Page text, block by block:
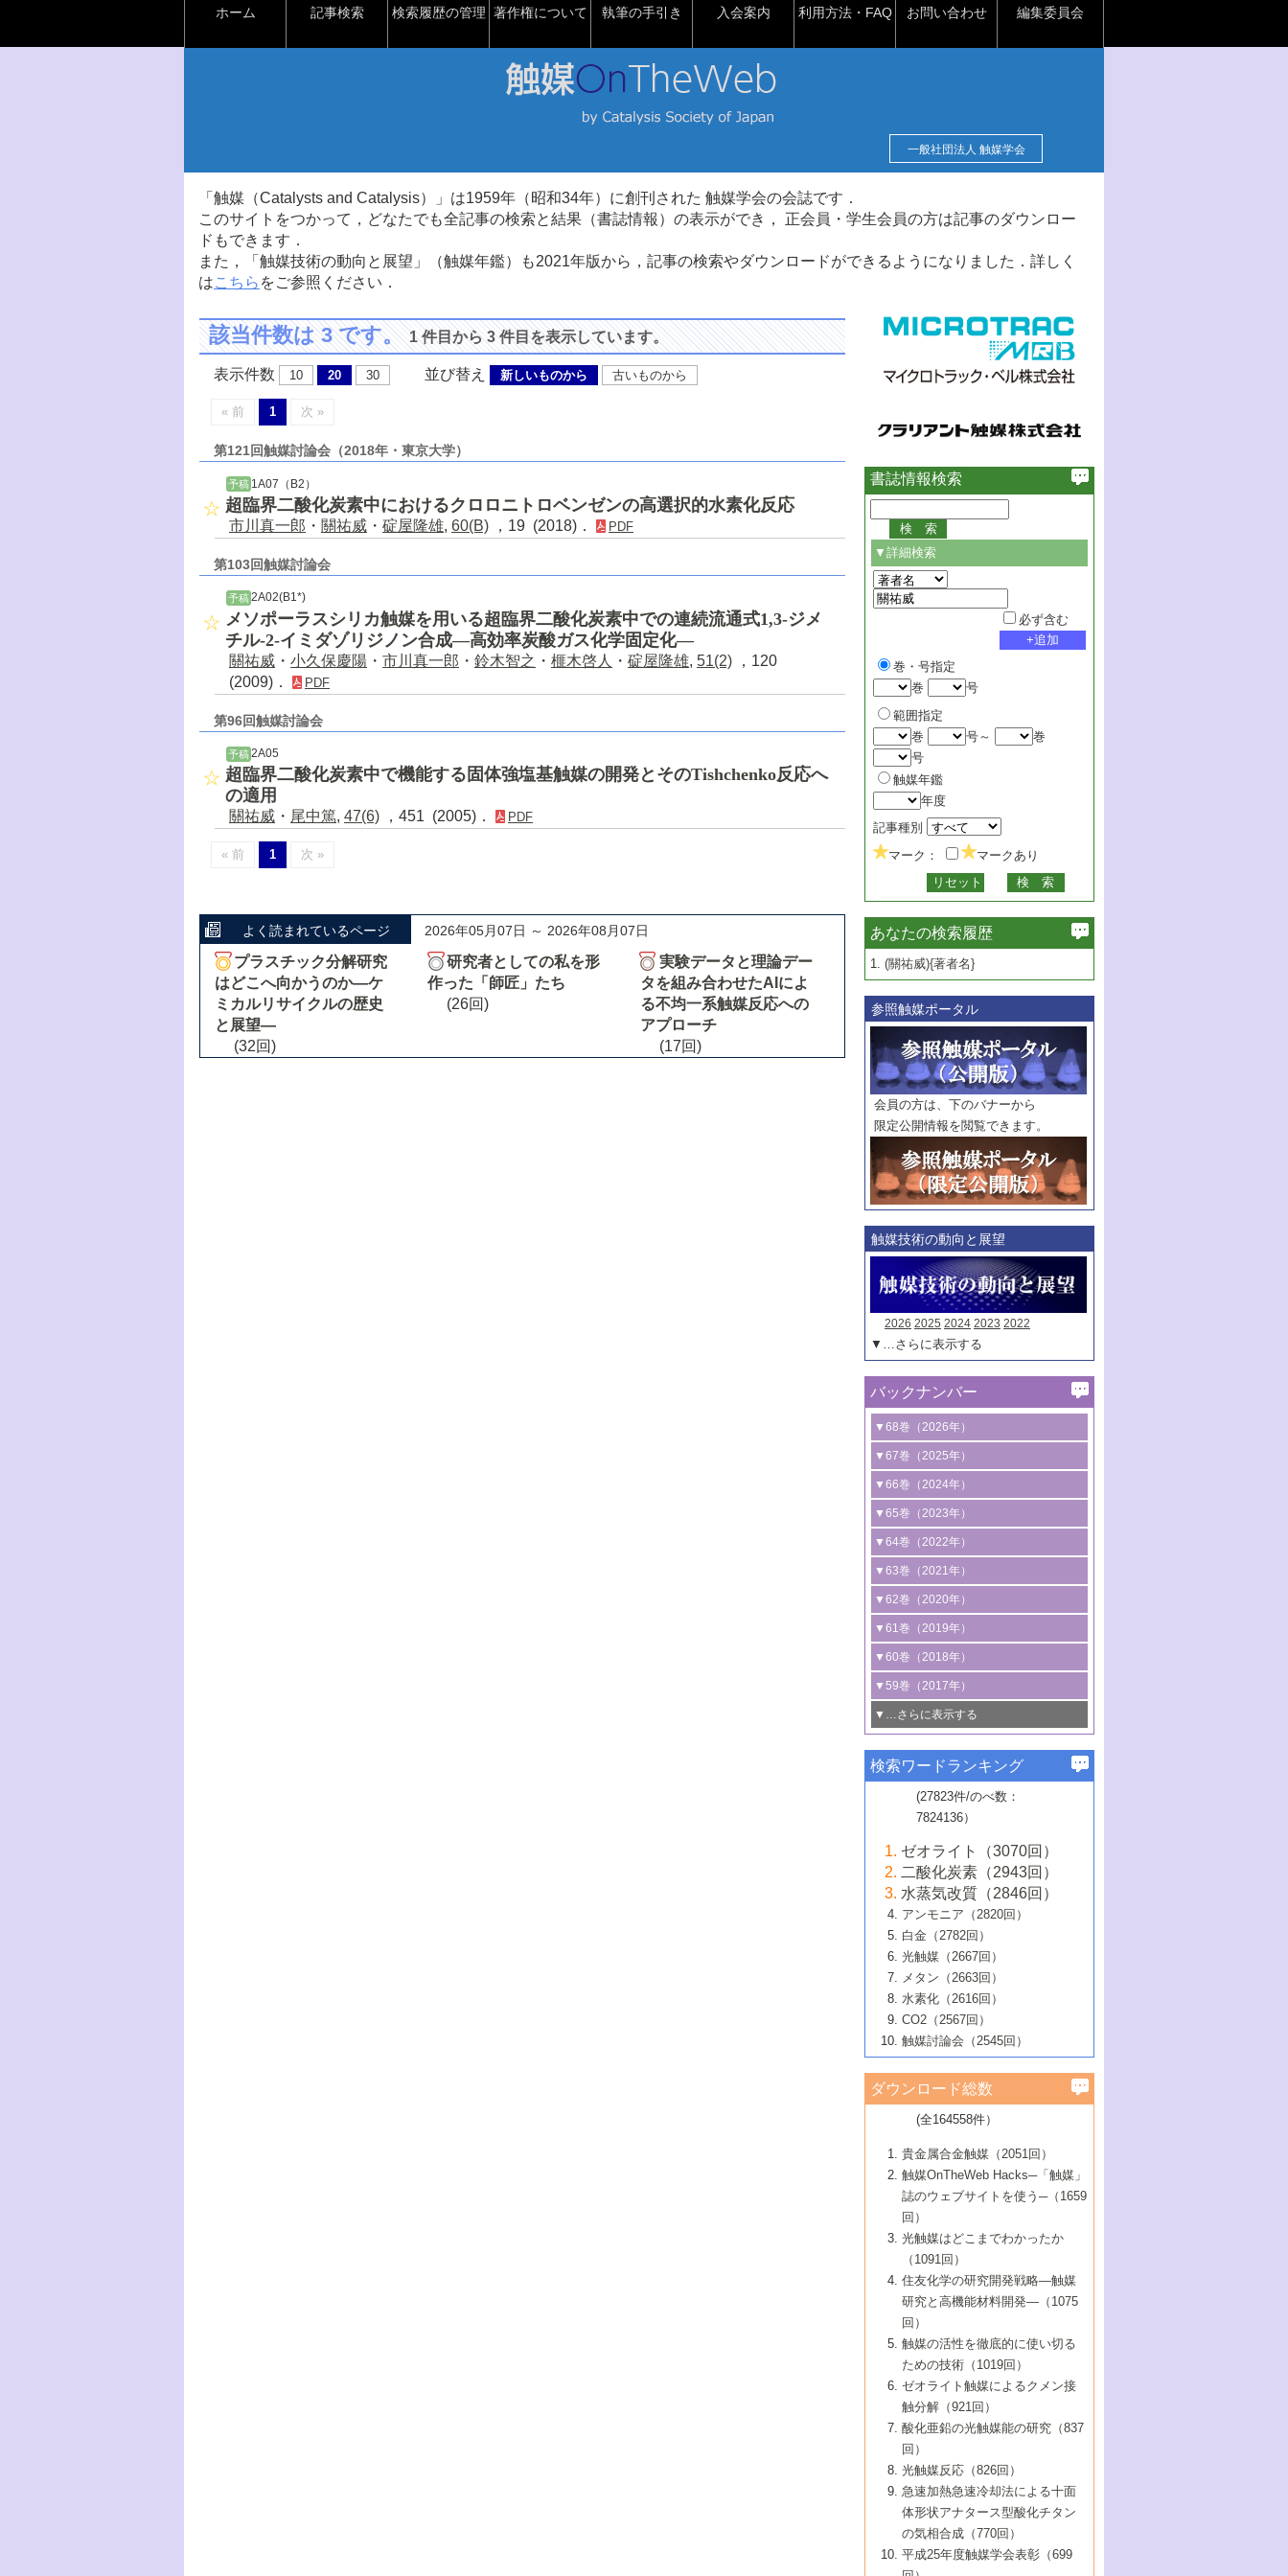
ホーム 記事検索 検索履歴の管理 著作権について 執筆の手引き 入会案内 利用方法・FAQ お問い合わせ 編集委員会
一般社団法人 触媒学会
「触媒（Catalysts and Catalysis）」は1959年（昭和34年）に創刊された 触媒学会の会誌です．
このサイトをつかって，どなたでも全記事の検索と結果（書誌情報）の表示ができ， 正会員・学生会員の方は記事のダウンロー
ドもできます．
また，「触媒技術の動向と展望」（触媒年鑑）も2021年版から，記事の検索やダウンロードができるようになりました．詳しく
はこちら をご参照ください．
該当件数は 3 です。1 件目から 3 件目を表示しています。
表示件数 10 20 30 並び替え 新しいものから 古いものから
« 前 1 次 »
第121回触媒討論会（2018年・東京大学）
予稿 1A07（B2）
超臨界二酸化炭素中におけるクロロニトロベンゼンの高選択的水素化反応
市川真一郎 ・ 關祐威 ・ 碇屋隆雄, 60(B) ，19 (2018)． PDF
第103回触媒討論会
予稿 2A02(B1*)
メソポーラスシリカ触媒を用いる超臨界二酸化炭素中での連続流通式1,3-ジメ
チル-2-イミダゾリジノン合成―高効率炭酸ガス化学固定化―
關祐威 ・ 小久保慶陽 ・ 市川真一郎 ・ 鈴木智之 ・ 榧木啓人 ・ 碇屋隆雄, 51(2) ，120
(2009)．
PDF
第96回触媒討論会
予稿 2A05
超臨界二酸化炭素中で機能する固体強塩基触媒の開発とそのTishchenko反応へ
の適用
關祐威 ・ 尾中篤, 47(6) ，451 (2005)． PDF
« 前 1 次 »
よく読まれているページ 2026年05月07日 ～ 2026年08月07日
プラスチック分解研究
はどこへ向かうのか―ケ
ミカルリサイクルの歴史
と展望―
(32回)
研究者としての私を形
作った「師匠」たち
(26回)
実験データと理論デー
タを組み合わせたAIによ
る不均一系触媒反応への
アプローチ
(17回)
書誌情報検索
▼詳細検索
必ず含む
巻・号指定
巻
号
範囲指定
巻
号～
巻
号
触媒年鑑
年度
記事種別
マーク：
マークあり
あなたの検索履歴
1. (關祐威){著者名}
参照触媒ポータル
会員の方は、下のバナーから
限定公開情報を閲覧できます。
触媒技術の動向と展望
2026 2025 2024 2023 2022
▼…さらに表示する
バックナンバー
▼68巻（2026年）
1号 過酸化水素合成に関する研究動向
2号 コンピューター技術により加速する
触媒開発
3号 有機分子変換やCO 資源化のための
光触媒に関する最近の研究
B号 第137回触媒討論会（2026年）
▼67巻（2025年）
1号 CO
水素化によるグリーン燃料/グリ
ーンケミカル製造
2号 水素製造のための水分解技術に関す
る最近の研究
3号 オレフィン系樹脂の精密合成に関す
る最新技術
4号 アルコール類の効率的変換を実現す
る非貴金属触媒の研究動向
5号 ゼオライトの合成と応用における研
究動向
6号 ヘテロ接合界面
B号 第135回触媒討論会（2025年）
▼66巻（2024年）
1号 低次元ナノ構造を有する触媒材料
2号 規制反応場を活用した固体触媒研究
の新展開
3号 未踏分子変換を目指した酸化触媒プ
ロセスの最前線
4号 シンクロトロン放射光および中性子
線を利用した触媒解析技術の最先端
5号 単原子触媒
6号 参照触媒委員会からのお知らせ
B号 第133回触媒討論会（2023年）
▼65巻（2023年）
1号 炭素が関わる触媒機能
2号 プラスチックケミカルリサイクルの
ための触媒技術
3号 非酸化物系金属化合物を基盤とした
触媒材料の開発
4号 格子酸素・格子酸素欠陥を利用した
触媒反応
5号 生体触媒によるエネルギー変換反応
6号 窒素とリンの循環のための触媒・機
能性材料
▼64巻（2022年）
1号 合成ガス製造とCOを用いるケミカル
ズ合成の最新動向
2号 化学品合成のための合金触媒開発
3号 CO の排出削減および有効活用のた
めの触媒技術
4号 若手による情報発信企画～とびたて
若き触媒の研究者たち～（1）
若き触媒の研究者たち～（2）
6号 石油のノーブル・ユースを志向した
触媒技術
大学：オンライン・対面開催）
▼63巻（2021年）
1号 金触媒の新展開
2号 ペロブスカイト
3号 特殊反応場を利用した触媒的分子変
換反応
4号 多孔質材料を用いた触媒の新展開
5号 情報学的手法を用いた触媒開発
6号 カーボンニュートラルに向けた電解
技術
B号 第127回触媒討論会（2021年・オン
ライン開催(Zoom)のみ）
▼62巻（2020年）
1号 触媒設計を拓く欠陥構造のキャラク
タリゼーション
2号 機能化学品製造に資するクリーンな
触媒的酸化反応
3号 水処理のための触媒化学
4号 光触媒を用いた水分解の最新の研究
動向
5号 次世代の触媒プロセスを支えるマイ
6号 メタン転換技術の最新動向
B号 第125回触媒討論会（2020年・工学
院大学）
▼61巻（2019年）
1号 物質移動制御に着目した触媒プロセ
ス開発
2号 CO2 フリー水素サプライチェーンに
関わる触媒開発動向
3号 精密高分子合成に関する最近の研究
動向
4号 バイオマス化成品製造のための触媒
5号 固体触媒による含窒素有機化合物変
換の最前線
6号 貴金属使用量低減に向けた自動車排
ガス浄化触媒の開発
B号 第123回触媒討論会（2019年・大阪
▼60巻（2018年）
1号 固体酸触媒の最新の研究動向
2号 二酸化炭素からの有用化学品合成
3号 ナノ粒子・クラスター触媒の最前線
4号 60周年記念企画
5号 進化するゼオライト合成技術
6号 非貴金属系触媒における電気化学的
B号 第121回触媒討論会（2018年・東京
大学）
▼59巻（2017年）
1号 いたるところに，触媒
最先端技術
3号 無機分離膜材料の開発と触媒反応プ
ロセスへの適用
5号 水素のふるまいを解き明かす最先端
研究
6号 低級アルカンの有効利用のための触
媒技術
B号 第119回触媒討論会（2017年・首都
大学東京）
▼…さらに表示する
1号 ユニークな構造の高分子を生み出す触
2号 リグニンからの化成品製造に向けた触
媒技術
3号 触媒研究の最先端～とびたて若き研究
者たち～（1）
4号 触媒研究の最先端～とびたて若き研究
者たち～（2）
5号 触媒研究の最先端～とびたて若き研究
者たち～（3）
6号 イオニクス材料と燃料電池・電解合成
の最新の研究動向
B号 第117回触媒討論会（2016年・大阪府
立大学）
▼57巻（2015年）
1号 水素キャリアにかかわる触媒技術の新
2号 石油精製用触媒の最近の進展
3号 固体酸化物形燃料電池（SOFC）におけ
るアノード触媒上での燃料直接改質技術
4号 コアシェル構造の制御による触媒機能
5号 工業触媒およびその周辺技術の最近の
進歩
6号 ナノシート
B号 第115回触媒討論会（2015年・成蹊大
▼56巻（2014年）
2号 光触媒反応機構に関する最新の研究動
向
開発動向
4号 人工光合成に向けた近年のアプローチ
5号 未利用熱エネルギーの有効活用に貢献
する触媒技術
6号 ポリオキソメタレート
B号 第113回触媒討論会（2014年・ロワジ
ールホテル豊橋）
1号 高耐久性燃料電池システム用触媒にお
ける新展開
2号 リビングラジカル重合の最近の動向
3号 天然ガスの化学工業的展開に関する触
媒技術
4号 貴金属触媒の精密構造制御とその活用
5号 バイオマス化成品製造のための固体触
6号 ナノ空間─吸着状態解析から新機能開拓
B号 第111回触媒討論会（2013年・関西大
▼54巻（2012年）
1号 規則性多孔体の利用技術における最近
の進歩
2号 第109回触媒討論会
3号 貴金属低減技術の最新動向
4号 貴金属代替技術の最新動向
5号 光触媒による物質変換反応の新展開
6号 グラフェン
7号 水素を利用する化成品合成の新潮流
▼53巻（2011年）
1号 金属学から見る合金触媒の新展開
2号 第107回触媒討論会
3号 触媒のその場観察法の進歩（１）
4号 触媒のその場観察法の進歩（２）
5号 不活性結合の触媒的活性化による有機
合成
6号 新しい固体酸触媒技術
7号 ゼオライト合成における最近の進歩
▼52巻（2010年）
1号 触媒の劣化対策と長寿命触媒開発
2号 第105回触媒討論会
3号 ナノ構造が拓く新機能
4号 活性サイトおよびその環境の精密な設
計による触媒の高機能化
5号 触媒を有効に使うための技術
7号 有機分子触媒による精密有機合成
8号 高機能化ポリオレフィンに向けた重合
触媒の最近の進展
1号 炭素材料－熱い注目を集める材料－
2号 第103回触媒討論会
3号 環境浄化用光触媒の現状と課題
4号 水素社会の実現に向けた水素製造・貯
蔵技術の進歩
5号 CO2が関わる触媒・材料
7号 持続可能社会実現のための触媒および
触媒関連技術
▼50巻（2008年）
1号 触媒化学と学会のこの10年，半世紀，
そして未来
2号 第101回触媒討論会
4号 錯体を利用したユニークな表面構造の
構築と機能
5号 若手会員による触媒研究の未来展望1：
企業編
6号 第102回触媒討論会
7号 触媒・化学反応における計算化学の進
8号 若手研究者による触媒研究の未来展望
2：大学・研究所編
▼49巻（2007年）
1号 含フッ素化合物の合成と触媒
2号 第99回触媒討論会
3号 実用的ファインケミカル合成プロセス
を実現する触媒
5号 こんな物質，あんな物質―新たな触媒
の可能性―
7号 『結晶の化学』を活かした触媒研究
8号 イオン液体の応用
▼48巻（2006年）
1号 固体酸触媒の最近の進歩
2号 第97回触媒討論会
3号 リビング重合触媒の最近の展開
5号 水素製造・貯蔵のための触媒技術の新
しい展開
6号 第98回触媒討論会
7号 基礎化学品製造の触媒技術
8号 多機能型リアクター
1号 最近の触媒担体とその効果
2号 第95回触媒討論会
4号 水分解用光触媒材料
5号 時間分解分光の進歩と応用
6号 第96回触媒討論会
8号 超臨界流体を用いた化学プロセスの新
▼46巻（2004年）
1号 部分酸化反応触媒の最前線
2号 第93回触媒討論会
3号 特殊エネルギー場の触媒反応
4号 生体内における金属の触媒作用
5号 ファインケミカルズの展開に寄与する
6号 第94回触媒討論会
7号 サブナノレベルでみた新しい表面現象
8号 オレフィン重合触媒の新たな展
▼45巻（2003年）
1号 なぜこの触媒が良いのか？
2号 第91回触媒討論会
3号 最近の自動車排ガス処理技術
4号 触媒研究の現状と将来─第90回触媒討論
5号 基礎化学品製造の触媒技術
6号 第92回触媒討論会
7号 基礎化学品製造の触媒技術
8号 資源の循環と触媒技術
▼44巻（2002年）
1号 高次制御された触媒の化学
2号 第89回触媒討論会
3号 触媒を利用した電気化学の新展開
4号 ナノ材料の調製と機能化
5号 こんな触媒が欲しい
6号 第90回触媒討論会
7号 触媒研究と学術雑誌/情報
8号 若い世代からみた触媒化学の現状と未
▼43巻（2001年）
1号 グリーンケミストリーと触媒
2号 第87回触媒討論会特集号
3号 生体触媒とバイオプロセス
4号 水素製造・利用の触媒化学
5号 触媒研究における新しい切り口：コン
ビナトリアルケミストリー
6号 第88回触媒討論会特集号
7号 企業における触媒研究のブレークスル
8号 この材料を触媒として使ってみません
▼42巻（2000年）
1号 触媒反応工学の明日を拓く
2号 第85回触媒討論会
3号 反応ダイナミクス
5号 触媒のおもしろさをどのように伝える
6号 第86回触媒討論会
7号 水素化精製触媒の新しい展開
8号 新しい反応性と機能性を目指した金属
クラスタ-化学
▼41巻（1999年）
1号 孔、穴、あな?-特異な空間とその利用-
2号 第83回触媒討論会
3号 均一系触媒反応最前線
4号 実用炭素材料の新展開
5号 研究の方法論を考える
7号 機能性金属材料と触媒
8号 触媒研究へのNMRの応用と展望
▼40巻（1998年）
進展と21世紀への提言/創立40周年記念・触
媒学会この10年の歩みとこれから/創立40周
2号 第81回触媒討論会
3号 計算機触媒化学へのさそい
4号 触媒劣化の制御と予測
5号 最新の実用プロセスと触媒
6号 第82回触媒討論会
7号 ナノ構造体の化学
8号 あの反応は今
1号 均一系と不均一系触媒反応-その特徴と
接点
2号 第79回触媒討論会
3号 最新NO除去触媒の実用化研究
4号 新しい反応場を目指した触媒調製
5号 反応・分離技術の新しい展開
6号 第80回触媒討論会
8号 AFMでみる世界
▼38巻（1996年）
1号 触媒の構造と触媒作用/C1化学を中心と
する21世紀への触媒
3号 オリンピックメダル:金・銀・銅はどん
な触媒作用を示すか
4号 触媒作用における機能の複合化
5号 未来を拓け！若手研究者
6号 第78回触媒討論会
7号 ダイナミックな領域への触媒研究の展
開/C1化学を中心とする21世紀への触媒
▼37巻（1995年）
1号 ファインケミカルズと固体触媒
2号 第75回触媒討論会
3号 希土類を利用した触媒
4号 触媒とリサイクル
5号 エネルギー変換触媒
6号 第76回触媒討論会
7号 表面吸着相の新しい展開
8号 マイクロポーラス・クリスタル触媒の
▼36巻（1994年）
1号 電気化学と触媒
2号 第73回触媒討論会
3号 C4化学の展開
4号 《通常号》
5号 《通常号》
6号 第74回触媒討論会
▼35巻（1993年）
1号 工業触媒開発マニュアル―探索から工
業化まで
2号 第71回触媒討論会
3号 研究開発のうらおもて―着想と展開
4号 触媒劣化と寿命の予測
5号 環境に優しい触媒
▼34巻（1992年）
1号 インパクトを与えたこの研究
2号 第69回触媒討論会
3号 ケミカルズ合成触媒―新しい展開と応
▼33巻（1991年）
1号 触媒プロセス開発マニュアル―探索か
ら工業化まで，知っておきたいこと PartII
2号 第67回触媒討論会
▼32巻（1990年）
1号 21世紀に向けて触媒研究の飛躍をめざ
す―触媒化学の裾野を広げよう
2号 第65回触媒討論会
▼31巻（1989年）
1号 情報科学と反応設計・材料設計
▼30巻（1988年）
検索ワードランキング
(27823件/のべ数：
7824136）
ゼオライト（3070回）
二酸化炭素（2943回）
水蒸気改質（2846回）
アンモニア（2820回）
白金（2782回）
光触媒（2667回）
メタン（2663回）
水素化（2616回）
CO2（2567回）
触媒討論会（2545回）
ダウンロード総数
(全164558件）
貴金属合金触媒（2051回）
触媒OnTheWeb Hacks─「触媒」
誌のウェブサイトを使う─（1659
回）
光触媒はどこまでわかったか
（1091回）
住友化学の研究開発戦略―触媒
研究と高機能材料開発―（1075
回）
触媒の活性を徹底的に使い切る
ための技術（1019回）
ゼオライト触媒によるクメン接
触分解（921回）
酸化亜鉛の光触媒能の研究（837
回）
光触媒反応（826回）
急速加熱急速冷却法による十面
体形状アナタース型酸化チタン
の気相合成（770回）
平成25年度触媒学会表彰（699